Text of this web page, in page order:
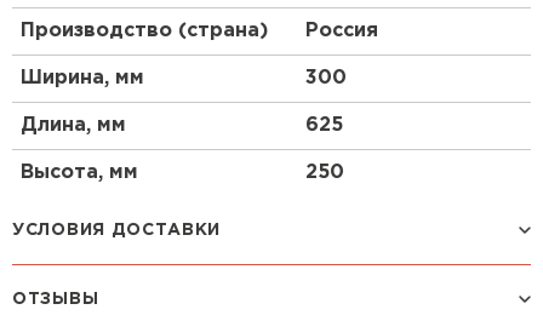
и хорошие теплоизоляционные свойства.
Почему выбирают газобетонные блоки?
Газобетонные блоки ценятся за их высокую
прочность, легкость и экологичность. Они легко
обрабатываются, что упрощает строительный
процесс, и обладают отличными
позволяет снизить затраты на отопление.
Производство (страна) Россия
Ширина, мм 300
Длина, мм 625
Высота, мм 250
УСЛОВИЯ ДОСТАВКИ
ОТЗЫВЫ